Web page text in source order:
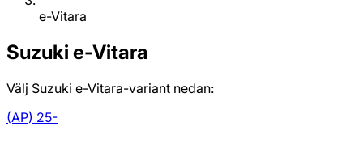
e-Vitara
Suzuki e-Vitara
Välj Suzuki e-Vitara-variant nedan:
(AP) 25-